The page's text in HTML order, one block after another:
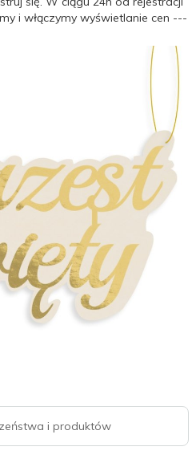
i włączymy wyświetlanie cen ---
i produktów